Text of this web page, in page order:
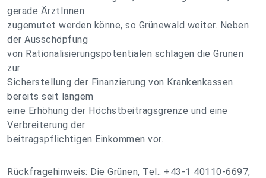
gerade ÄrztInnen
zugemutet werden könne, so Grünewald weiter. Neben
der Ausschöpfung
von Rationalisierungspotentialen schlagen die Grünen
zur
Sicherstellung der Finanzierung von Krankenkassen
bereits seit langem
eine Erhöhung der Höchstbeitragsgrenze und eine
Verbreiterung der
beitragspflichtigen Einkommen vor.
Rückfragehinweis: Die Grünen, Tel.: +43-1 40110-6697,